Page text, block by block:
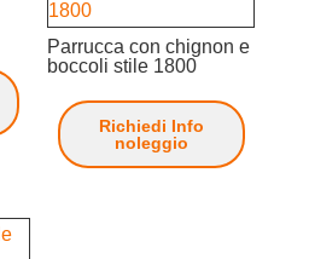
Parrucca con chignon e
boccoli stile 1800
Richiedi Info
noleggio